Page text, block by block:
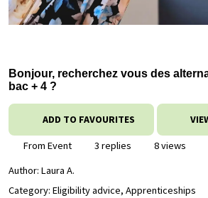
Bonjour, recherchez vous des
bac + 4 ?
ADD TO FAVOURITES
From Event 3 replies
8 views
Author: Laura A.
Category: Eligibility advice, Apprenticeships